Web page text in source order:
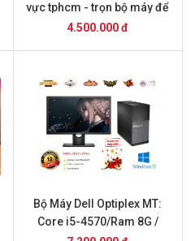
vực tphcm - trọn bộ máy để
bàn giá 3 triệu
4.500.000 đ
Bộ Máy Dell Optiplex MT:
Core i5-4570/Ram 8G /